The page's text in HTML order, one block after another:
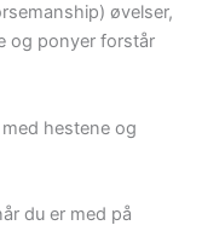
øvelser,
og ponyer forstår
hestene og
du er med på